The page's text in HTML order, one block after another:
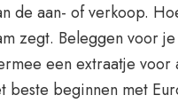
aan- of verkoop.
zegt. Beleggen voor
een extraatje
beginnen met